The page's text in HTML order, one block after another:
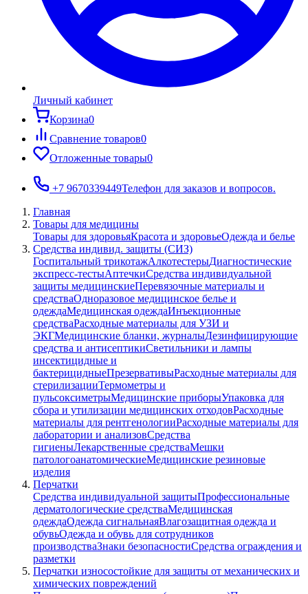
Личный кабинет
Корзина0
Сравнение товаров0
Отложенные товары0
+7 9670339449Телефон для заказов и вопросов.
Главная
Товары для медицины
Товары для здоровьяКрасота и здоровьеОдежда и белье
Средства индивид. защиты (СИЗ)
Госпитальный трикотажАлкотестерыДиагностические
экспресс-тестыАптечкиСредства индивидуальной
защиты медицинскиеПеревязочные материалы и
средстваОдноразовое медицинское белье и
одеждаМедицинская одеждаИнъекционные
средстваРасходные материалы для УЗИ и
ЭКГМедицинские бланки, журналыДезинфицирующие
средства и антисептикиСветильники и лампы
инсектицидные и
бактерицидныеПрезервативыРасходные материалы для
стерилизацииТермометры и
пульсоксиметрыМедицинские приборыУпаковка для
сбора и утилизации медицинских отходовРасходные
материалы для рентгенологииРасходные материалы для
лаборатории и анализовСредства
гигиеныЛекарственные средстваМешки
патологоанатомическиеМедицинские резиновые
изделия
Перчатки
Средства индивидуальной защитыПрофессиональные
дерматологические средстваМедицинская
одеждаОдежда сигнальнаяВлагозащитная одежда и
обувьОдежда и обувь для сотрудников
производстваЗнаки безопасностиСредства ограждения и
разметки
Перчатки износостойкие для защиты от механических и
химических повреждений